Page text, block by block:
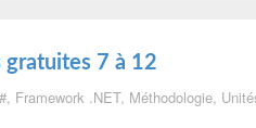
gratuites 7 à 12
, Framework .NET, Méthodologie,